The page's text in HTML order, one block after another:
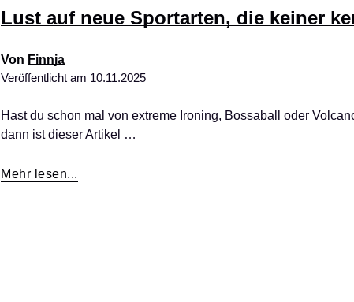
Lust auf neue Sportarten, die keiner
Von Finnja
Veröffentlicht am 10.11.2025
Hast du schon mal von extreme Ironing, Bossaball oder
dann ist dieser Artikel …
Mehr lesen...